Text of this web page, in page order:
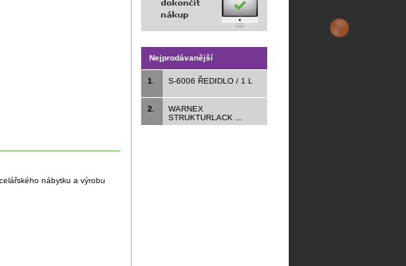
nábytku a výrobu
Nejprodávanější
1. S-6006 ŘEDIDLO / 1 L
2.
WARNEX
STRUKTURLACK ...